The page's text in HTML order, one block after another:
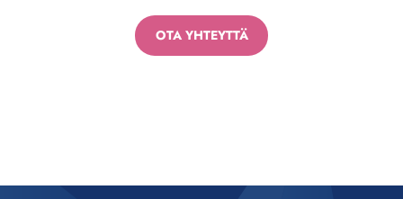
OTA YHTEYTTÄ